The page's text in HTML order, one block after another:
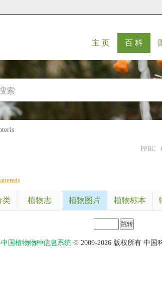
主 页(current)
百 科
PPBC
类 植物志 植物图片 植物标本
国植物物种信息系统 © 2009-2026 版权所有 中国